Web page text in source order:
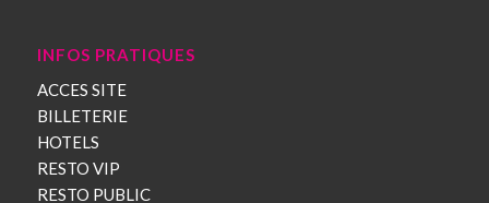
INFOS PRATIQUES
ACCES SITE
BILLETERIE
HOTELS
RESTO VIP
RESTO PUBLIC